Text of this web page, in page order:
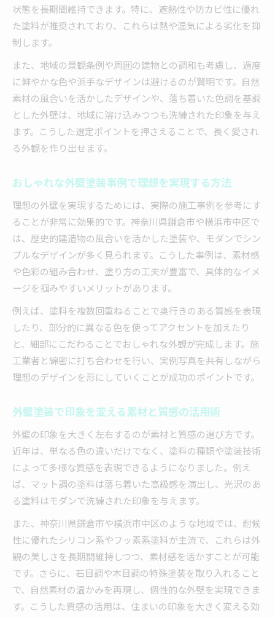
状態を長期間維持できます。特に、遮熱性や防カビ性に優れ
た塗料が推奨されており、これらは熱や湿気による劣化を抑
制します。
また、地域の景観条例や周囲の建物との調和も考慮し、過度
に鮮やかな色や派手なデザインは避けるのが賢明です。自然
素材の風合いを活かしたデザインや、落ち着いた色調を基調
とした外壁は、地域に溶け込みつつも洗練された印象を与え
ます。こうした選定ポイントを押さえることで、長く愛され
る外観を作り出せます。
おしゃれな外壁塗装事例で理想を実現する方法
理想の外壁を実現するためには、実際の施工事例を参考にす
ることが非常に効果的です。神奈川県鎌倉市や横浜市中区で
は、歴史的建造物の風合いを活かした塗装や、モダンでシン
プルなデザインが多く見られます。こうした事例は、素材感
や色彩の組み合わせ、塗り方の工夫が豊富で、具体的なイメ
ージを掴みやすいメリットがあります。
例えば、塗料を複数回重ねることで奥行きのある質感を表現
したり、部分的に異なる色を使ってアクセントを加えたり
と、細部にこだわることでおしゃれな外観が完成します。施
工業者と綿密に打ち合わせを行い、実例写真を共有しながら
理想のデザインを形にしていくことが成功のポイントです。
外壁塗装で印象を変える素材と質感の活用術
外壁の印象を大きく左右するのが素材と質感の選び方です。
近年は、単なる色の違いだけでなく、塗料の種類や塗装技術
によって多様な質感を表現できるようになりました。例え
ば、マット調の塗料は落ち着いた高級感を演出し、光沢のあ
る塗料はモダンで洗練された印象を与えます。
また、神奈川県鎌倉市や横浜市中区のような地域では、耐候
性に優れたシリコン系やフッ素系塗料が主流で、これらは外
観の美しさを長期間維持しつつ、素材感を活かすことが可能
です。さらに、石目調や木目調の特殊塗装を取り入れること
で、自然素材の温かみを再現し、個性的な外壁を実現できま
す。こうした質感の活用は、住まいの印象を大きく変える効